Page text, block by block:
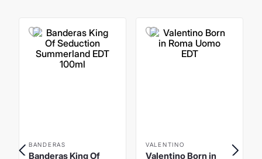
BANDERAS VALENTINO